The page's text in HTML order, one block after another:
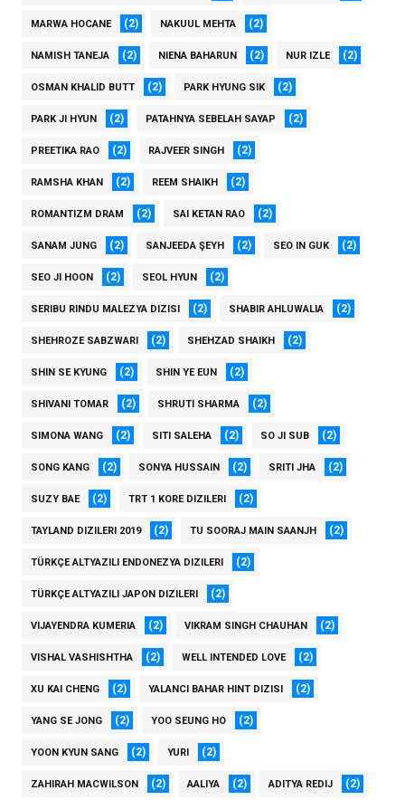
MARWA HOCANE (2) NAKUUL MEHTA (2)
NAMISH TANEJA (2) NIENA BAHARUN (2) NUR IZLE (2)
OSMAN KHALID BUTT (2) PARK HYUNG SIK (2)
PARK JI HYUN (2) PATAHNYA SEBELAH SAYAP (2)
PREETIKA RAO (2) RAJVEER SINGH (2)
RAMSHA KHAN (2) REEM SHAIKH (2)
ROMANTIZM DRAM (2) SAI KETAN RAO (2)
SANAM JUNG (2) SANJEEDA ŞEYH (2) SEO IN GUK (2)
SEO JI HOON (2) SEOL HYUN (2)
SERIBU RINDU MALEZYA DIZISI (2) SHABIR AHLUWALIA (2)
SHEHROZE SABZWARI (2) SHEHZAD SHAIKH (2)
SHIN SE KYUNG (2) SHIN YE EUN (2)
SHIVANI TOMAR (2) SHRUTI SHARMA (2)
SIMONA WANG (2) SITI SALEHA (2) SO JI SUB (2)
SONG KANG (2) SONYA HUSSAIN (2) SRITI JHA (2)
SUZY BAE (2) TRT 1 KORE DIZILERI (2)
TAYLAND DIZILERI 2019 (2) TU SOORAJ MAIN SAANJH (2)
TÜRKÇE ALTYAZILI ENDONEZYA DIZILERI (2)
TÜRKÇE ALTYAZILI JAPON DIZILERI (2)
VIJAYENDRA KUMERIA (2) VIKRAM SINGH CHAUHAN (2)
VISHAL VASHISHTHA (2) WELL INTENDED LOVE (2)
XU KAI CHENG (2) YALANCI BAHAR HINT DIZISI (2)
YANG SE JONG (2) YOO SEUNG HO (2)
YOON KYUN SANG (2) YURI (2)
ZAHIRAH MACWILSON (2) AALIYA (2) ADITYA REDIJ (2)